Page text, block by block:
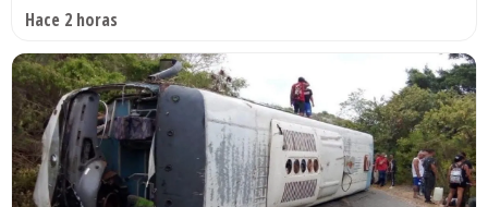
Hace 2 horas